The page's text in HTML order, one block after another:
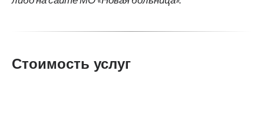
Стоимость услуг